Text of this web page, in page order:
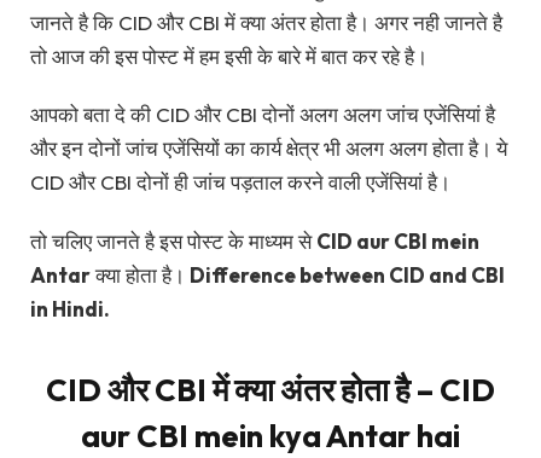
जानते है कि CID और CBI में क्या अंतर होता है। अगर नही जानते है
तो आज की इस पोस्ट में हम इसी के बारे में बात कर रहे है।
आपको बता दे की CID और CBI दोनों अलग अलग जांच एजेंसियां है
और इन दोनों जांच एजेंसियों का कार्य क्षेत्र भी अलग अलग होता है। ये
CID और CBI दोनों ही जांच पड़ताल करने वाली एजेंसियां है।
तो चलिए जानते है इस पोस्ट के माध्यम सेCID aur CBI mein
Antarक्या होता है। Difference between CID and CBI
in Hindi.
CID और CBI में क्या अंतर होता है – CID
aur CBI mein kya Antar hai